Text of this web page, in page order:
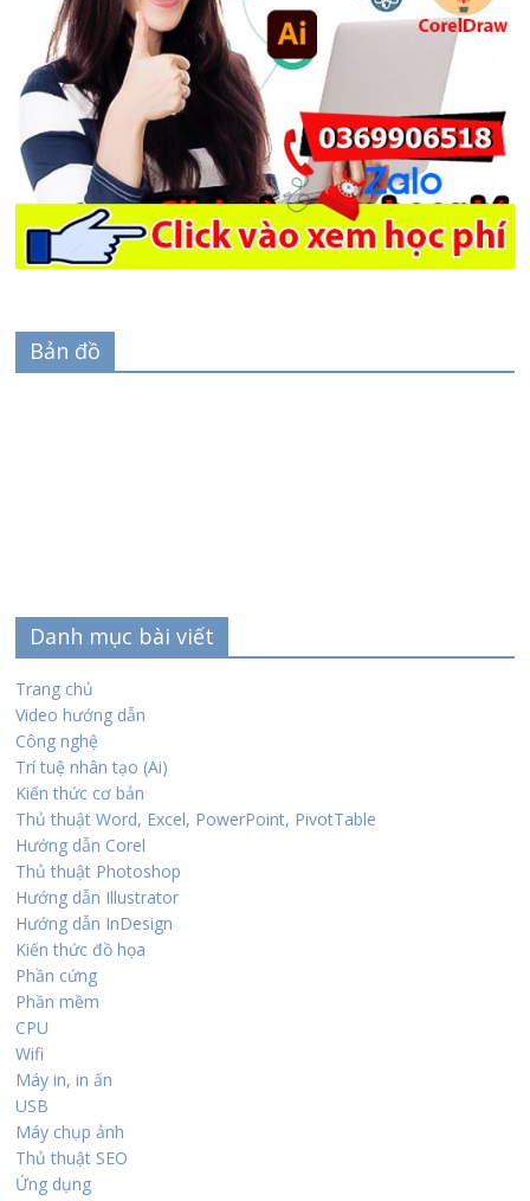
Bản đồ
Danh mục bài viết
Trang chủ
Video hướng dẫn
Công nghệ
Trí tuệ nhân tạo (Ai)
Kiến thức cơ bản
Thủ thuật Word, Excel, PowerPoint, PivotTable
Hướng dẫn Corel
Thủ thuật Photoshop
Hướng dẫn Illustrator
Hướng dẫn InDesign
Kiến thức đồ họa
Phần cứng
Phần mềm
CPU
Wifi
Máy in, in ấn
USB
Máy chụp ảnh
Thủ thuật SEO
Ứng dụng